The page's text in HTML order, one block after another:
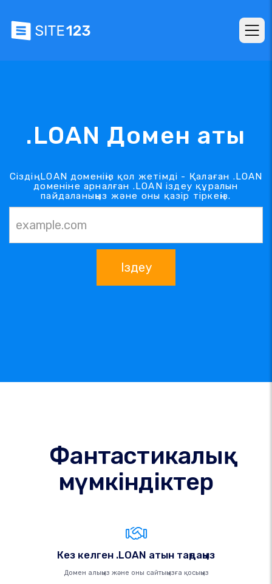
.LOAN Домен аты
Сіздің .LOAN доменіңіз қол жетімді - Қалаған .LOAN
доменіне арналған .LOAN іздеу құралын
пайдаланыңыз және оны қазір тіркеңіз.
Іздеу
Фантастикалық
мүмкіндіктер
Кез келген .LOAN атын таңдаңыз
Домен алыңыз және оны сайтыңызға қосыңыз